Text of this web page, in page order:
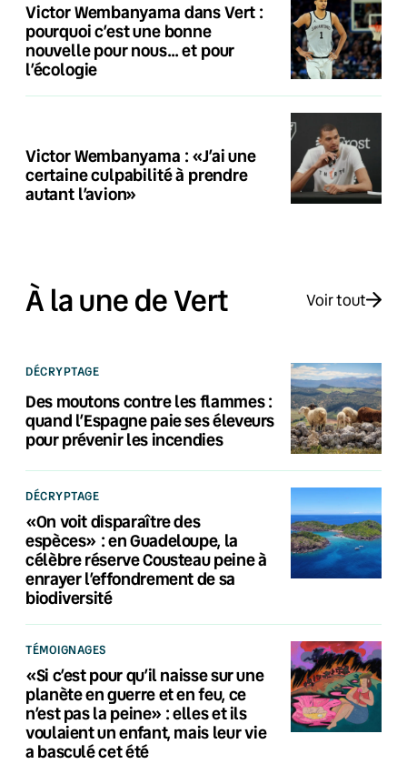
Victor Wembanyama dans Vert :
pourquoi c’est une bonne
nouvelle pour nous… et pour
l’écologie
Victor Wembanyama : «J’ai une
certaine culpabilité à prendre
autant l’avion»
À la une de Vert Voir tout
DÉCRYPTAGE
Des moutons contre les flammes :
quand l’Espagne paie ses éleveurs
pour prévenir les incendies
DÉCRYPTAGE
«On voit disparaître des
espèces» : en Guadeloupe, la
célèbre réserve Cousteau peine à
enrayer l’effondrement de sa
biodiversité
TÉMOIGNAGES
«Si c’est pour qu’il naisse sur une
planète en guerre et en feu, ce
n’est pas la peine» : elles et ils
voulaient un enfant, mais leur vie
a basculé cet été